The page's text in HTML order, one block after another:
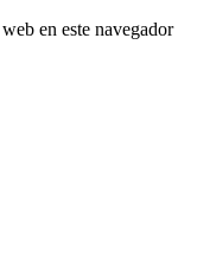
en este navegador